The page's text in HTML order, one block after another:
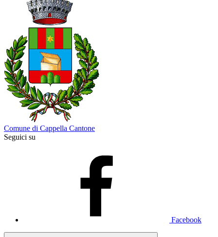
Comune di Cappella Cantone
Seguici su
Facebook